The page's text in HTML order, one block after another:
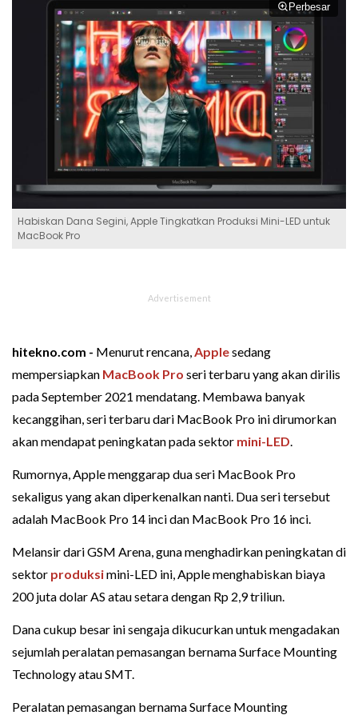
Perbesar
Habiskan Dana Segini, Apple Tingkatkan Produksi Mini-LED untuk
MacBook Pro
hitekno.com - Menurut rencana,Applesedang
mempersiapkan MacBook Pro seri terbaru yang akan dirilis
pada September 2021 mendatang. Membawa banyak
kecanggihan, seri terbaru dari MacBook Pro ini dirumorkan
akan mendapat peningkatan pada sektor mini-LED.
Rumornya, Apple menggarap dua seri MacBook Pro
sekaligus yang akan diperkenalkan nanti. Dua seri tersebut
adalah MacBook Pro 14 inci dan MacBook Pro 16 inci.
Melansir dari GSM Arena, guna menghadirkan peningkatan di
sektor produksimini-LED ini, Apple menghabiskan biaya
200 juta dolar AS atau setara dengan Rp 2,9 triliun.
Dana cukup besar ini sengaja dikucurkan untuk mengadakan
sejumlah peralatan pemasangan bernama Surface Mounting
Technology atau SMT.
Peralatan pemasangan bernama Surface Mounting